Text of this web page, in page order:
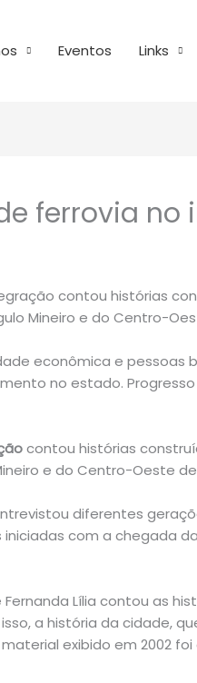
Eventos Links
ferrovia no
contou histórias
Mineiro e do Centro-
econômica e pessoas
no estado.
contou histórias
e do Centro-Oeste de
diferentes
com a chegada
Lília contou as
a história da cidade,
exibido em 2002